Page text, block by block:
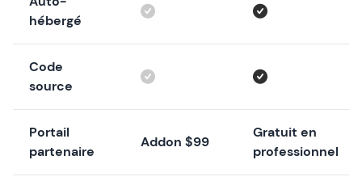
hébergé
Code
source
Portail
partenaire
Addon $99
Gratuit en
professionnel